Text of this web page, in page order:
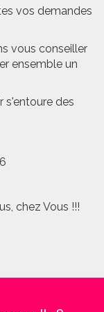
vos demandes
vous conseiller
ensemble un
s'entoure des
chez Vous !!!